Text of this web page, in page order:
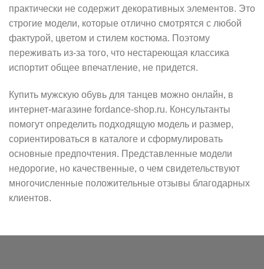
практически не содержит декоративных элементов. Это
строгие модели, которые отлично смотрятся с любой
фактурой, цветом и стилем костюма. Поэтому
переживать из-за того, что нестареющая классика
испортит общее впечатление, не придется.
Купить мужскую обувь для танцев можно онлайн, в
интернет-магазине fordance-shop.ru. Консультанты
помогут определить подходящую модель и размер,
сориентироваться в каталоге и сформулировать
основные предпочтения. Представленные модели
недорогие, но качественные, о чем свидетельствуют
многочисленные положительные отзывы благодарных
клиентов.